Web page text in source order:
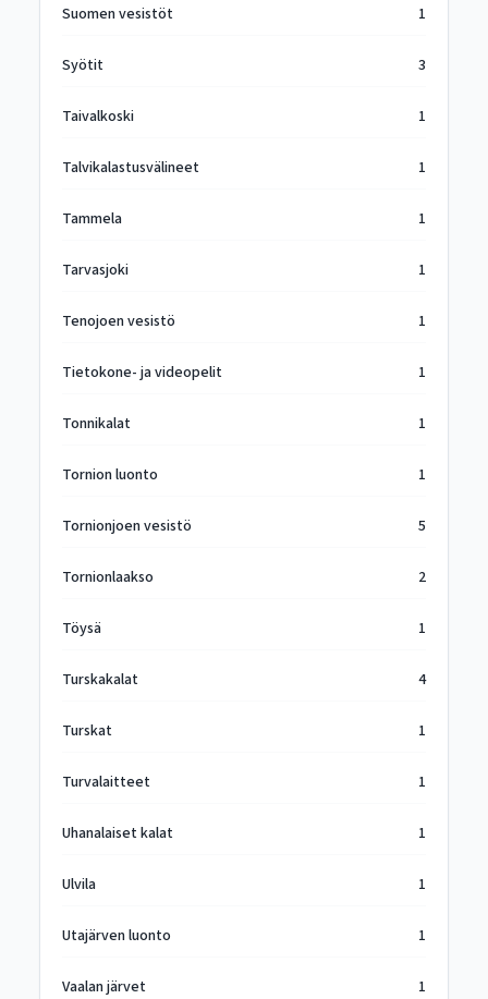
Suomen vesistöt 1
Syötit 3
Taivalkoski 1
Talvikalastusvälineet 1
Tammela 1
Tarvasjoki 1
Tenojoen vesistö 1
Tietokone- ja videopelit 1
Tonnikalat 1
Tornion luonto 1
Tornionjoen vesistö 5
Tornionlaakso 2
Töysä 1
Turskakalat 4
Turskat 1
Turvalaitteet 1
Uhanalaiset kalat 1
Ulvila 1
Utajärven luonto 1
Vaalan järvet 1